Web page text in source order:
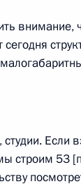
по
внимание,
сегодня
Если
строим 53